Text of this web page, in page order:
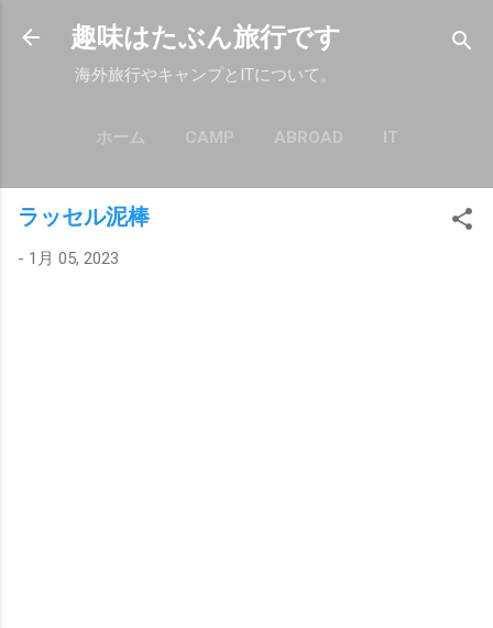
スキップしてメイン コンテンツに移動
趣味はたぶん旅行です
海外旅行やキャンプとITについて。
ホーム CAMP ABROAD IT
もっと見る… POLICY
ラッセル泥棒
- 1月 05, 2023